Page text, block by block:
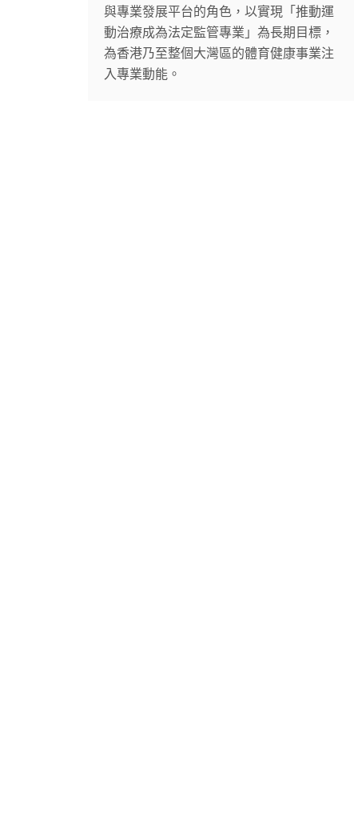
與專業發展平台的角色，以實現「推動運
動治療成為法定監管專業」為長期目標，
為香港乃至整個大灣區的體育健康事業注
入專業動能。